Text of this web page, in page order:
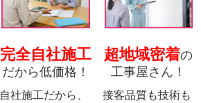
完全自社施工
だから低価格！
自社施工だから、
超地域密着の
工事屋さん！
接客品質も技術も